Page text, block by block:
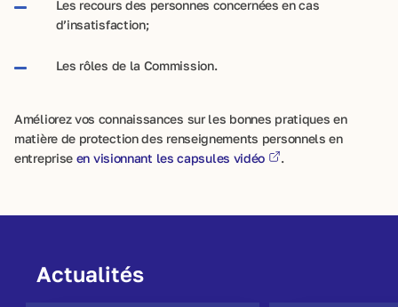
Les recours des personnes concernées en cas
d’insatisfaction;
Les rôles de la Commission.
Améliorez vos connaissances sur les bonnes pratiques en
matière de protection des renseignements personnels en
entreprise en visionnant les capsules vidéo .
Actualités